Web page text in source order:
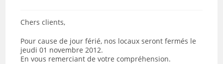
Chers clients,
Pour cause de jour férié, nos locaux seront fermés le
jeudi 01 novembre 2012.
En vous remerciant de votre compréhension.